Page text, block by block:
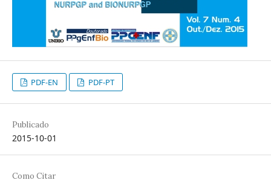
PDF-EN PDF-PT
Publicado
2015-10-01
Como Citar